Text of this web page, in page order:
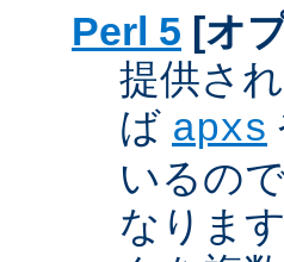
Perl 5 [オ
提供さ
ば apxs
いるの
なりま